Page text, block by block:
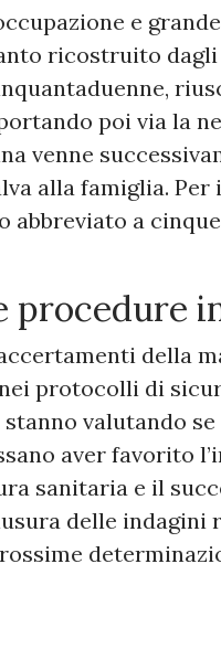
e
ricostruito
poi via la
venne
alla famiglia.
abbreviato a
procedure
della
protocolli di
valutando
aver favorito
sanitaria e il
delle indagini